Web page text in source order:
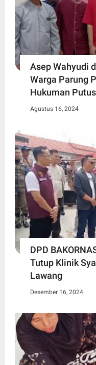
Asep Wahyudi
Warga Parung
Hukuman
Agustus 16, 2024
DPD
Tutup Klinik
Lawang
Desember 16, 2024